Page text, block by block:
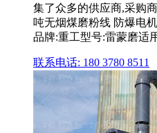
集了众多的供应商,采购
吨无烟煤磨粉线 防爆电
品牌:重工型号:雷蒙磨适
联系电话: 180 3780 8511